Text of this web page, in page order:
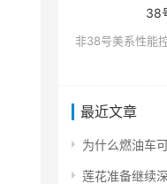
38
非38号美系性能
最近文章
为什么燃油车
莲花准备继续